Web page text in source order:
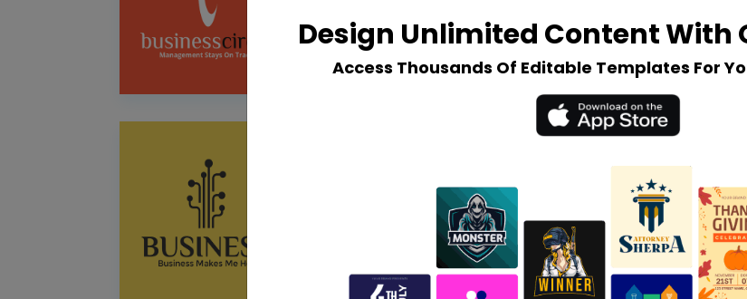
Design Unlimited Content With
Access Thousands Of Editable Templates For